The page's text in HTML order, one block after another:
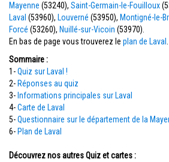
Mayenne (53240), Saint-Germain-le-Fouilloux
Laval (53960), Louverné (53950), Montigné-le-
Forcé (53260), Nuillé-sur-Vicoin (53970).
En bas de page vous trouverez le plan de Laval
Sommaire :
1-Quiz sur Laval !
2- Réponses au quiz
3- Informations principales sur Laval
4-Carte de Laval
5-Questionnaire sur le département de la
6- Plan de Laval
Découvrez nos autres Quiz et cartes :